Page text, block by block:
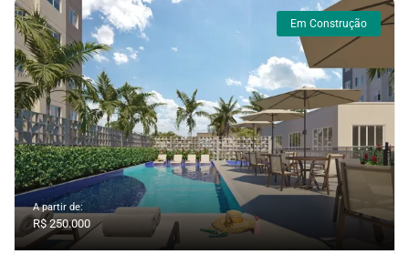
Em Construção
A partir de:
R$ 250.000